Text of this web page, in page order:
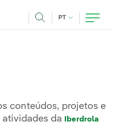
PT IDIOMA ATUAL,
conteúdos, projetos e
da
Iberdrola